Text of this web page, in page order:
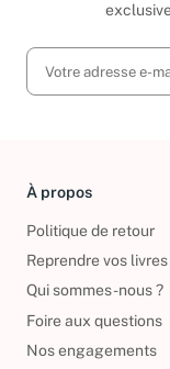
À propos
Politique de retour
Reprendre vos livres
Qui sommes-nous ?
Foire aux questions
Nos engagements